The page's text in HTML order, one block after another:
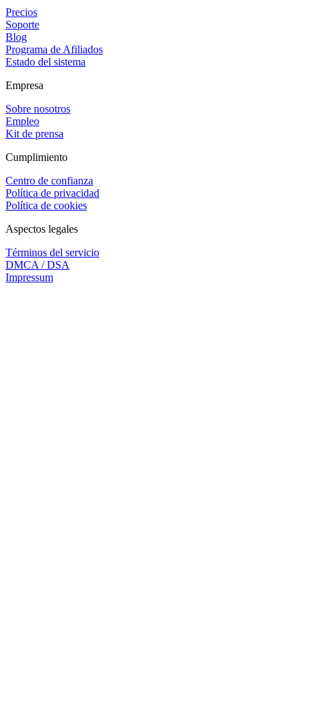
Precios
Soporte
Blog
Programa de Afiliados
Estado del sistema
Empresa
Sobre nosotros
Empleo
Kit de prensa
Cumplimiento
Centro de confianza
Política de privacidad
Política de cookies
Aspectos legales
Términos del servicio
DMCA / DSA
Impressum